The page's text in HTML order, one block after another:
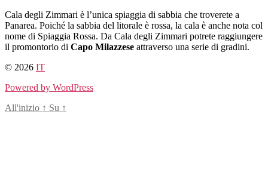
Salta
al
contenuto
Cala degli Zimmari è l’unica spiaggia di sabbia che troverete a
Panarea. Poiché la sabbia del litorale è rossa, la cala è anche nota col
nome di Spiaggia Rossa. Da Cala degli Zimmari potrete raggiungere
il promontorio di Capo Milazzese attraverso una serie di gradini.
© 2026 IT
Powered by WordPress
All'inizio ↑ Su ↑